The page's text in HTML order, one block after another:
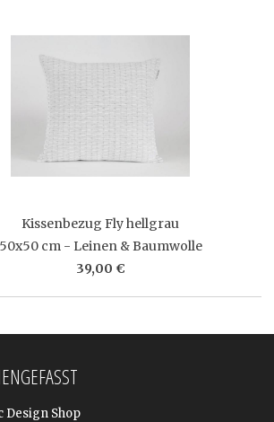
Kissenbezug Fly hellgrau
50x50 cm - Leinen & Baumwolle
39,00 €
Design Shop